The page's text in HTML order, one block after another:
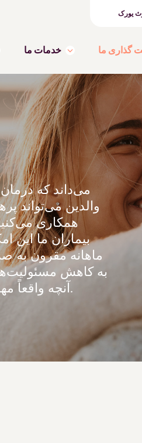
یورک
خدمات ما گذاری ما
والدین می‌تواند
بیماران ما این
ماهانه مقرون به
به کاهش
آنچه واقعاً مهم است تمرکز می‌کنید: تشکیل خانواده.